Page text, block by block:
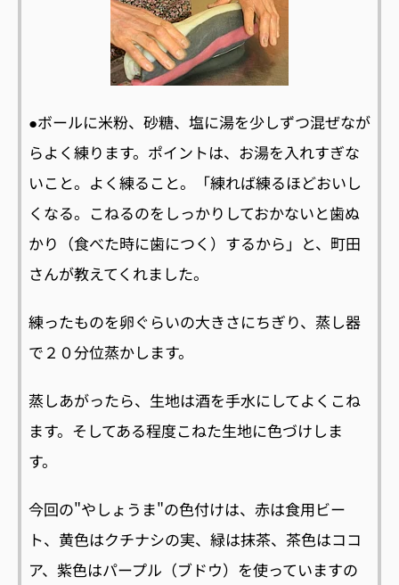
●ボールに米粉、砂糖、塩に湯を少しずつ混ぜなが
らよく練ります。ポイントは、お湯を入れすぎな
いこと。よく練ること。「練れば練るほどおいし
くなる。こねるのをしっかりしておかないと歯ぬ
かり（食べた時に歯につく）するから」と、町田
さんが教えてくれました。
練ったものを卵ぐらいの大きさにちぎり、蒸し器
で２０分位蒸かします。
蒸しあがったら、生地は酒を手水にしてよくこね
ます。そしてある程度こねた生地に色づけしま
す。
今回の"やしょうま"の色付けは、赤は食用ビー
ト、黄色はクチナシの実、緑は抹茶、茶色はココ
ア、紫色はパープル（ブドウ）を使っていますの